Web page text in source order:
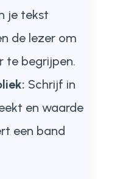
je tekst
de lezer om
te begrijpen.
Schrijf in
en waarde
een band